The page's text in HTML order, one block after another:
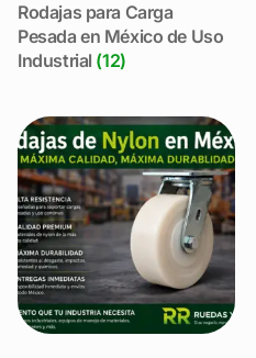
Rodajas para Carga
Pesada en México de Uso
Industrial (12)